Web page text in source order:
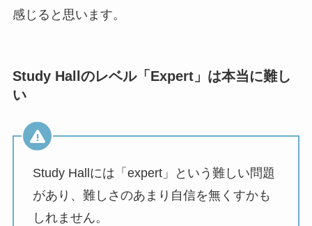
感じると思います。
Study Hallのレベル「Expert」は本当に難し
い
Study Hallには「expert」という難しい問題
があり、難しさのあまり自信を無くすかも
しれません。